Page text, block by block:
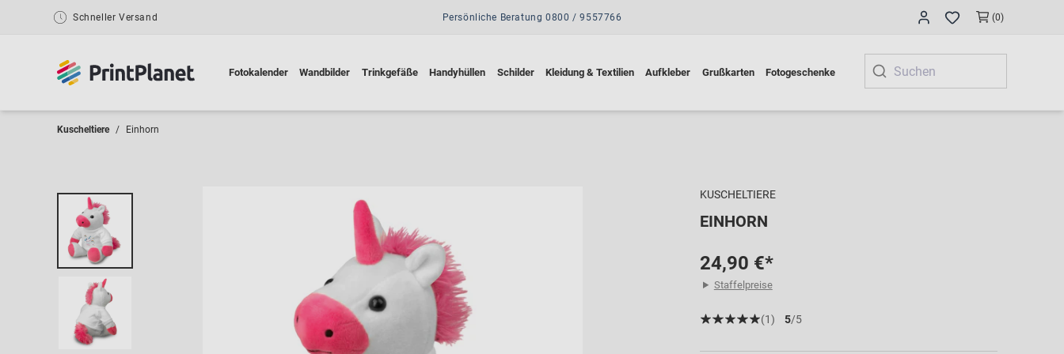
Schneller Versand (0)
Fotokalender Wandbilder Trinkgefäße Handyhüllen Schilder Kleidung & Textilien Aufkleber Grußkarten Fotogeschenke
Persönliche Beratung 0800 / 9557766
Kuscheltiere Einhorn
KUSCHELTIERE
EINHORN
24,90 €*
Staffelpreise
(1) 5/5